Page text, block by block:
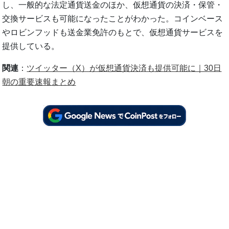
し、一般的な法定通貨送金のほか、仮想通貨の決済・保管・
交換サービスも可能になったことがわかった。コインベース
やロビンフッドも送金業免許のもとで、仮想通貨サービスを
提供している。
関連 ： ツイッター（X）が仮想通貨決済も提供可能に｜30日
朝の重要速報まとめ